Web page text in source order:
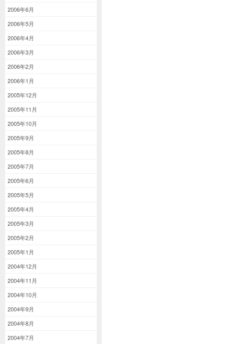
2006年6月
2006年5月
2006年4月
2006年3月
2006年2月
2006年1月
2005年12月
2005年11月
2005年10月
2005年9月
2005年8月
2005年7月
2005年6月
2005年5月
2005年4月
2005年3月
2005年2月
2005年1月
2004年12月
2004年11月
2004年10月
2004年9月
2004年8月
2004年7月